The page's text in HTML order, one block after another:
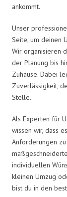
ankommt.
Unser
Seite, um deinen
Wir organisieren
der Planung bis
Zuhause. Dabei
Zuverlässigkeit,
Stelle.
Als Experten für
wissen wir, dass
Anforderungen
individuellen
kleinen Umzug
bist du in den